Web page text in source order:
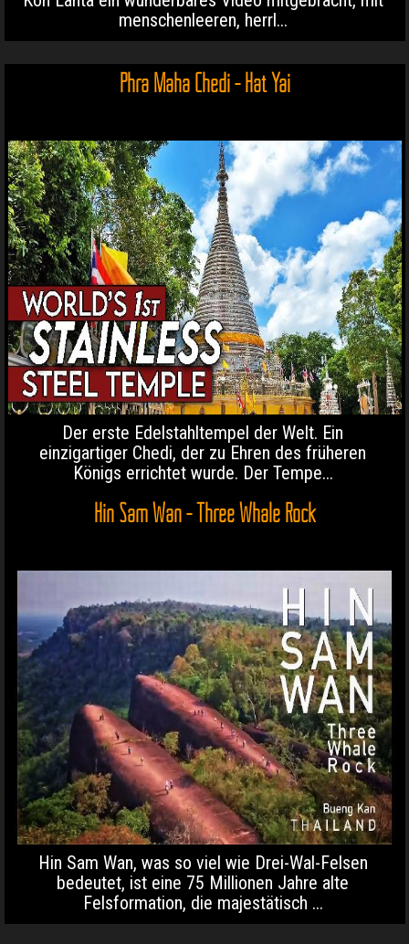
menschenleeren, herrl...
Phra Maha Chedi - Hat Yai
Der erste Edelstahltempel der Welt. Ein
einzigartiger Chedi, der zu Ehren des früheren
Königs errichtet wurde. Der Tempe...
Hin Sam Wan - Three Whale Rock
Hin Sam Wan, was so viel wie Drei-Wal-Felsen
bedeutet, ist eine 75 Millionen Jahre alte
Felsformation, die majestätisch ...